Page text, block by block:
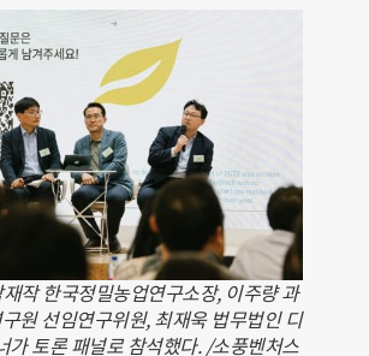
작 한국정밀농업연구소장, 이주량 과
원 선임연구위원, 최재욱 법무법인 디
가 토론 패널로 참석했다. /소풍벤처스